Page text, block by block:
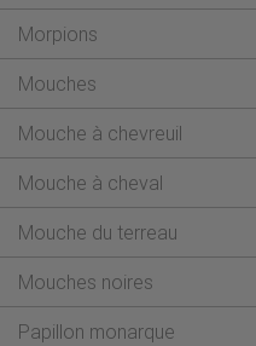
Morpions
Mouches
Mouche à chevreuil
Mouche à cheval
Mouche du terreau
Mouches noires
Papillon monarque